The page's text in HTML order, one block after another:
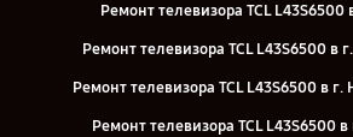
Ремонт телевизора TCL L43S6500
Ремонт телевизора TCL L43S6500 в
Ремонт телевизора TCL L43S6500 в
Ремонт телевизора TCL L43S6500